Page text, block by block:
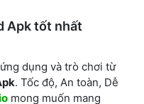
Apk tốt nhất
dụng và trò chơi từ
. Tốc độ, An toàn, Dễ
mong muốn mang